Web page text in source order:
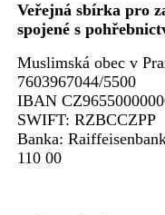
Veřejná sbírka pro
spojené s
Muslimská obec v
7603967044/5500
IBAN
SWIFT: RZBCCZPP
Banka:
110 00